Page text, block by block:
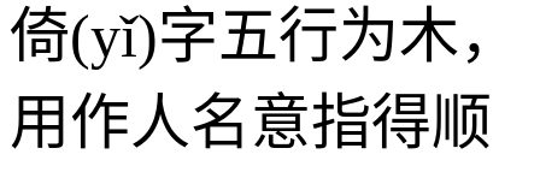
倚(yǐ)字五行为木，
用作人名意指得顺